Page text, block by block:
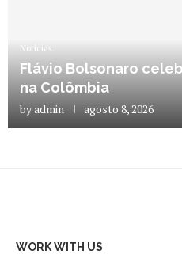
Notícias
Flávio Bolsonaro
na Colômbia
byadmin agosto 8, 2026
WORK WITH US